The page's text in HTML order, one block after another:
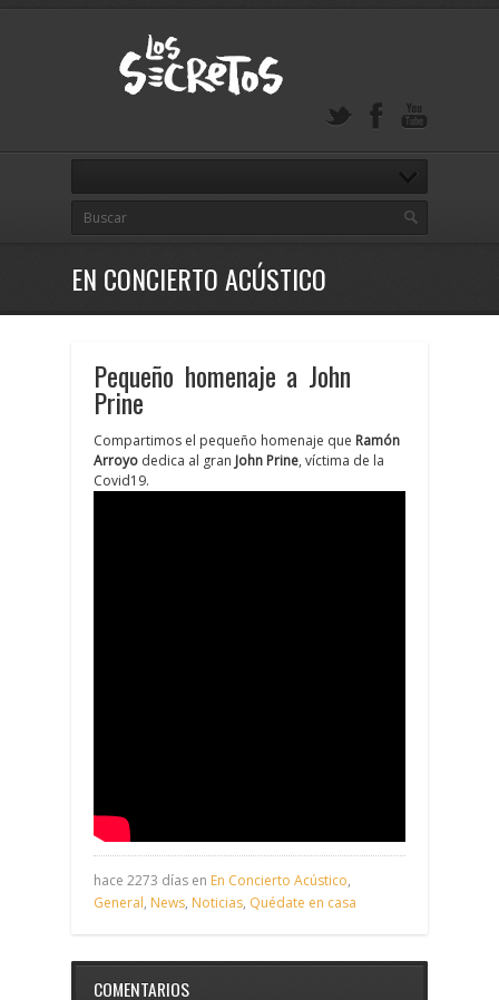
EN CONCIERTO ACÚSTICO
Pequeño homenaje a John
Prine
Compartimos el pequeño homenaje que Ramón
Arroyo dedica al gran John Prine, víctima de la
Covid19.
hace 2273 días en En Concierto Acústico,
General, News, Noticias, Quédate en casa
COMENTARIOS